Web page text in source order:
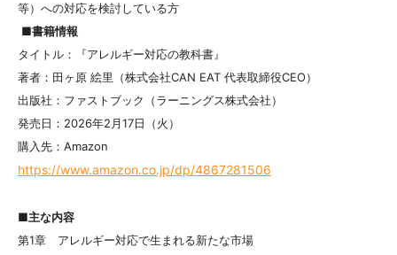
等）への対応を検討している方
■書籍情報
タイトル：『アレルギー対応の教科書』
著者：田ヶ原 絵里（株式会社CAN EAT 代表取締役CEO）
出版社：ファストブック（ラーニングス株式会社）
発売日：2026年2月17日（火）
購入先：Amazon
https://www.amazon.co.jp/dp/4867281506
■主な内容
第1章 アレルギー対応で生まれる新たな市場